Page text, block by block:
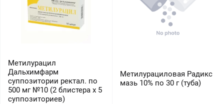
Метилурацил
Дальхимфарм
суппозитории ректал. по
500 мг №10 (2 блистера х 5
суппозиториев)
Метилурациловая Радикс
мазь 10% по 30 г (туба)